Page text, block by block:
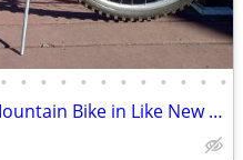
• • • • • • • • • • • •
Raleigh M20 Step Through Mountain Bike in Like New Condition